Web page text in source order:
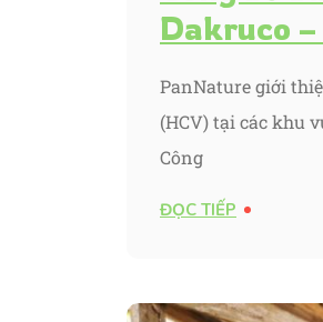
Dakruco
PanNature giới
(HCV) tại các khu
Công
ĐỌC TIẾP